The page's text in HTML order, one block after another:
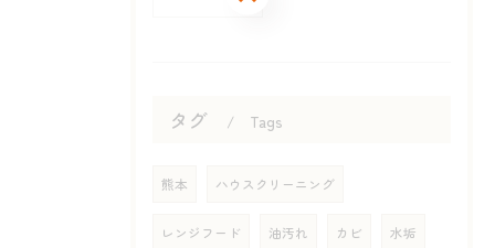
タグ Tags
熊本 ハウスクリーニング
レンジフード 油汚れ カビ 水垢